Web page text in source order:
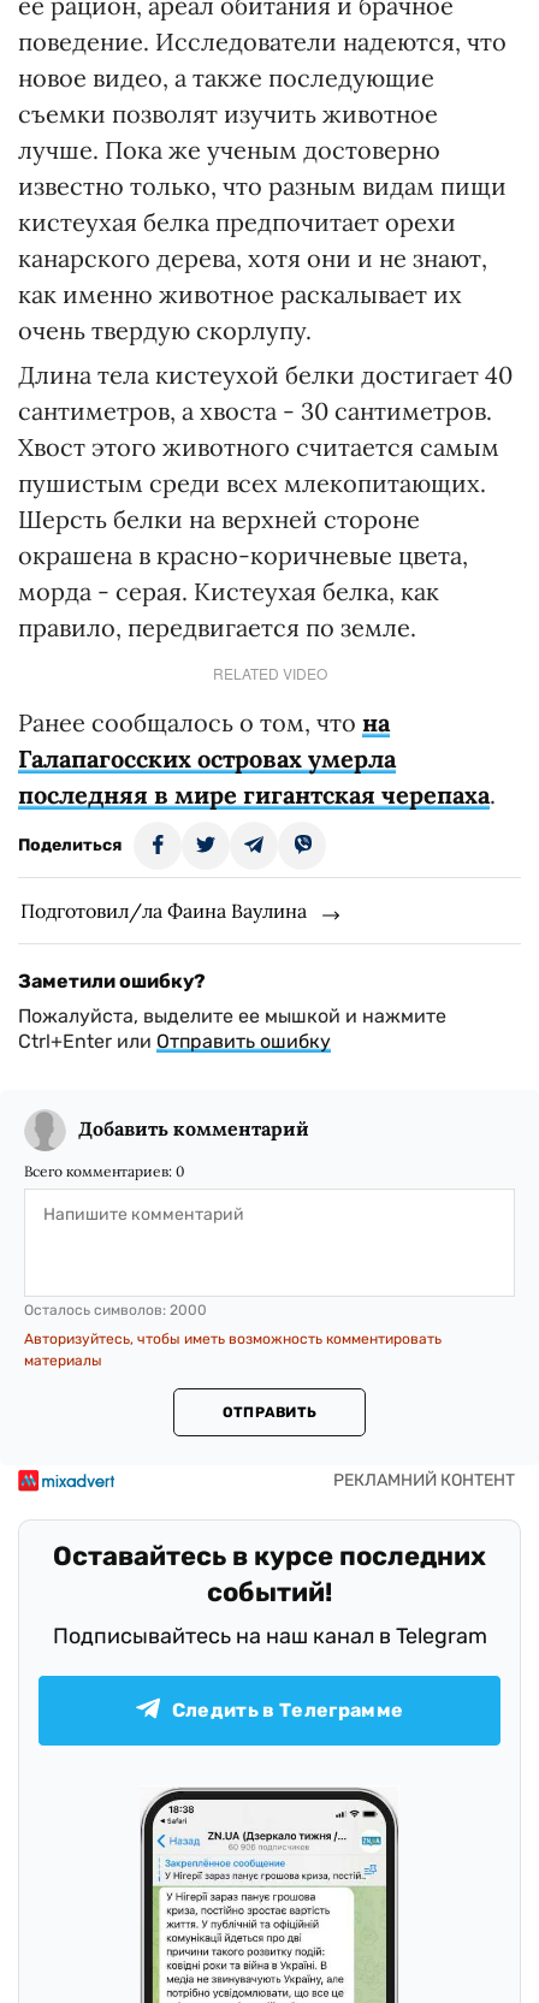
поведение. Исследователи надеются, что
новое видео, а также последующие
съемки позволят изучить животное
лучше. Пока же ученым достоверно
известно только, что разным видам пищи
кистеухая белка предпочитает орехи
канарского дерева, хотя они и не знают,
как именно животное раскалывает их
очень твердую скорлупу.
Длина тела кистеухой белки достигает 40
сантиметров, а хвоста - 30 сантиметров.
Хвост этого животного считается самым
пушистым среди всех млекопитающих.
Шерсть белки на верхней стороне
окрашена в красно-коричневые цвета,
морда - серая. Кистеухая белка, как
правило, передвигается по земле.
RELATED VIDEO
Ранее сообщалось о том, что на
Галапагосских островах умерла
последняя в мире гигантская черепаха.
Поделиться
Подготовил/ла Фаина Ваулина
Заметили ошибку?
Пожалуйста, выделите ее мышкой и нажмите
Ctrl+Enter или Отправить ошибку
Добавить комментарий
Всего комментариев: 0
Осталось символов: 2000
Авторизуйтесь, чтобы иметь возможность комментировать
материалы
ОТПРАВИТЬ
Оставайтесь в курсе последних
событий!
Подписывайтесь на наш канал в Telegram
Следить в Телеграмме